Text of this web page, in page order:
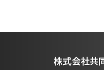
株式会社共